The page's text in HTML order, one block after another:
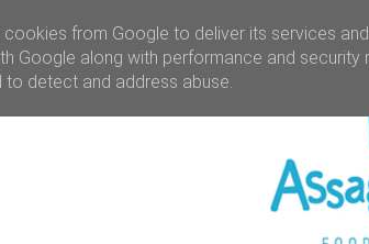
cookies from Google to deliver its services
Google along with performance and
to detect and address abuse.